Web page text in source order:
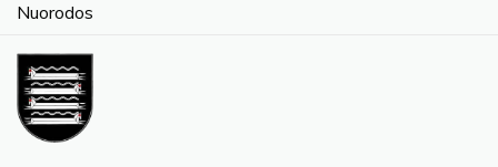
Nuorodos